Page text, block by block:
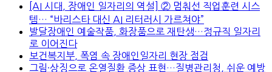
[AI 시대, 장애인 일자리의 역설] ② 멈춰선 직업훈련 시스
템… “바리스타 대신 AI 리터러시 가르쳐야”
발달장애인 예술작품, 화장품으로 재탄생…정규직 일자리
로 이어진다
보건복지부, 폭염 속 장애인일자리 현장 점검
그림·상징으로 온열질환 증상 표현…질병관리청, 쉬운 예방